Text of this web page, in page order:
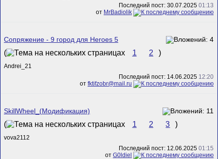
Последний пост: 30.07.2025 01:13
от MrBadiolik
Сопряжение - 9 город для Heroes 5
( 1 2 )
Andrei_21
Последний пост: 14.06.2025 12:20
от fktifzobr@mail.ru
SkillWheel_(Модификация)
( 1 2 3 )
vova2112
Последний пост: 12.06.2025 01:15
от G0ldiel